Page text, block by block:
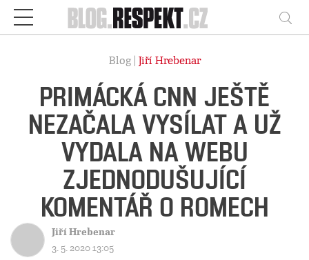
Respekt
Blog | Jiří Hrebenar
PRIMÁCKÁ CNN JEŠTĚ
NEZAČALA VYSÍLAT A UŽ
VYDALA NA WEBU
ZJEDNODUŠUJÍCÍ
KOMENTÁŘ O ROMECH
Jiří Hrebenar
3. 5. 2020 13:05